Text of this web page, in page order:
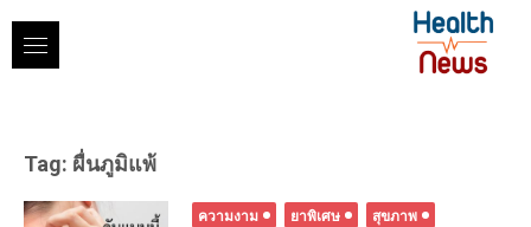
content
Tag: ผื่นภูมิแพ้
ความงาม ยาพิเศษ สุขภาพ